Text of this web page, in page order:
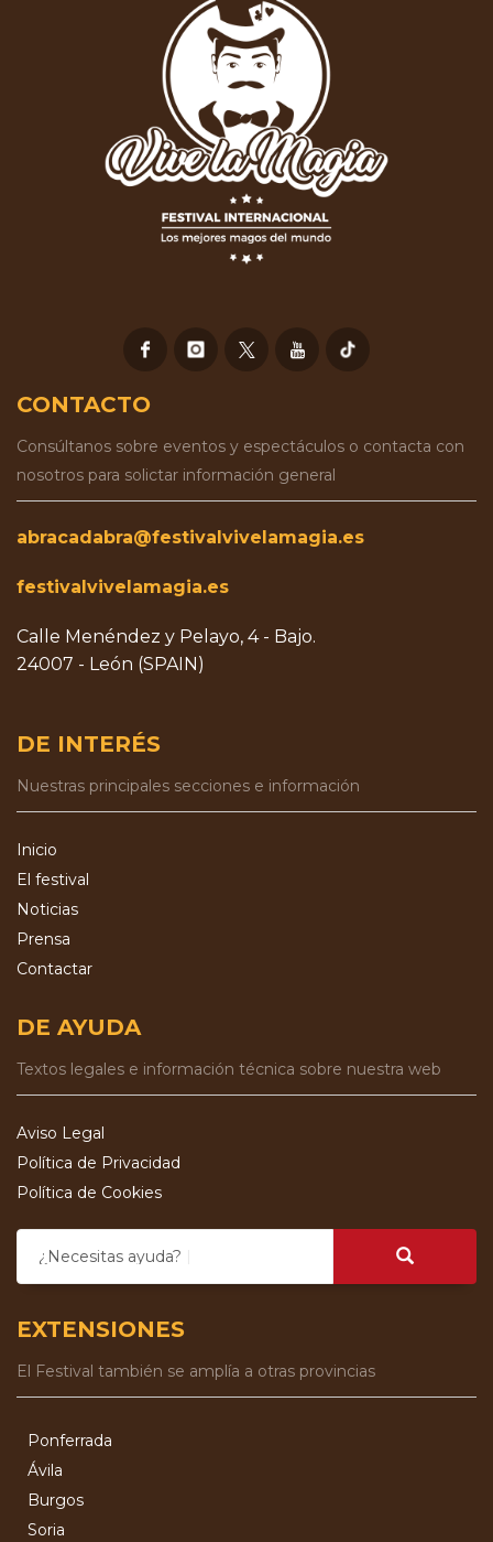
CONTACTO
Consúltanos sobre eventos y espectáculos o contacta con
nosotros para solictar información general
abracadabra@festivalvivelamagia.es
festivalvivelamagia.es
Calle Menéndez y Pelayo, 4 - Bajo.
24007 - León (SPAIN)
DE INTERÉS
Nuestras principales secciones e información
Inicio
El festival
Noticias
Prensa
Contactar
DE AYUDA
Textos legales e información técnica sobre nuestra web
Aviso Legal
Política de Privacidad
Política de Cookies
¿Necesitas ayuda?
EXTENSIONES
El Festival también se amplía a otras provincias
Ponferrada
Ávila
Burgos
Soria